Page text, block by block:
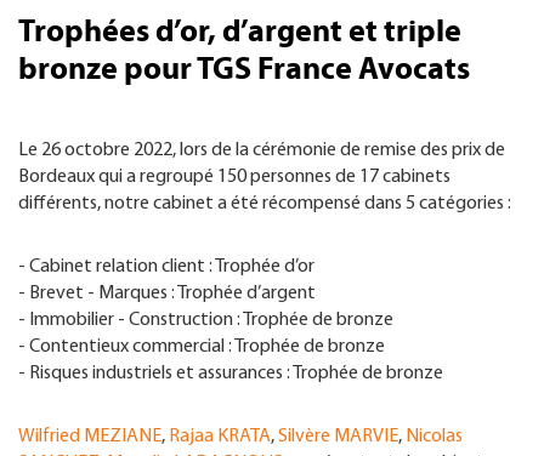
Trophées d’or, d’argent et triple
bronze pour TGS France Avocats
Le 26 octobre 2022, lors de la cérémonie de remise des prix de
Bordeaux qui a regroupé 150 personnes de 17 cabinets
différents, notre cabinet a été récompensé dans 5 catégories :
- Cabinet relation client : Trophée d’or
- Brevet - Marques : Trophée d’argent
- Immobilier - Construction : Trophée de bronze
- Contentieux commercial : Trophée de bronze
- Risques industriels et assurances : Trophée de bronze
Wilfried MEZIANE, Rajaa KRATA,Silvère MARVIE, Nicolas